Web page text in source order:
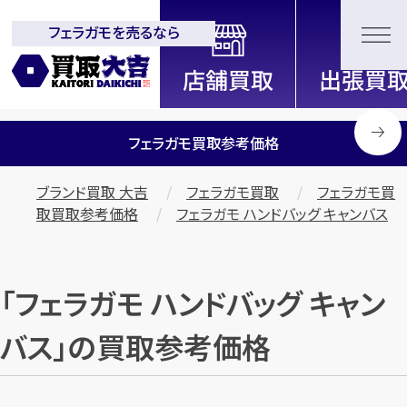
全国2200店舗以上展開中！
信頼と実績の買取専門店「買取大
吉」
フェラガモを売るなら
フェラガモ買取参考価格
ブランド買取 大吉 フェラガモ買取
フェラガモ買
取買取参考価格
フェラガモ ハンドバッグ キャンバス
「フェラガモ ハンドバッグ キャン
バス」の買取参考価格